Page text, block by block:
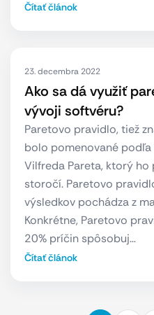
Čítať článok
23. decembra 2022
Ako sa dá využiť
vývoji softvéru?
Paretovo pravidlo, tiež
bolo pomenované
Vilfreda Pareta, ktorý
storočí. Paretovo
výsledkov pochádza z
Konkrétne, Paretovo
20% príčin spôsobuj…
Čítať článok